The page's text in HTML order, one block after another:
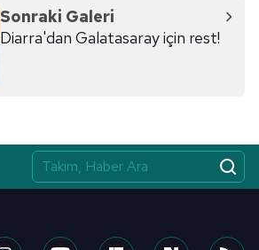
Sonraki Galeri
Diarra'dan Galatasaray için rest!